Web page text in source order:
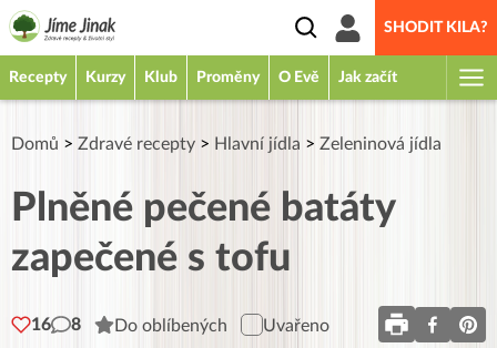
SHODIT KILA?
Recepty Kurzy Klub Proměny O Evě Jak začít
Domů > Zdravé recepty > Hlavní jídla > Zeleninová jídla
Plněné pečené batáty
zapečené s tofu
16 8 Do oblíbených Uvařeno